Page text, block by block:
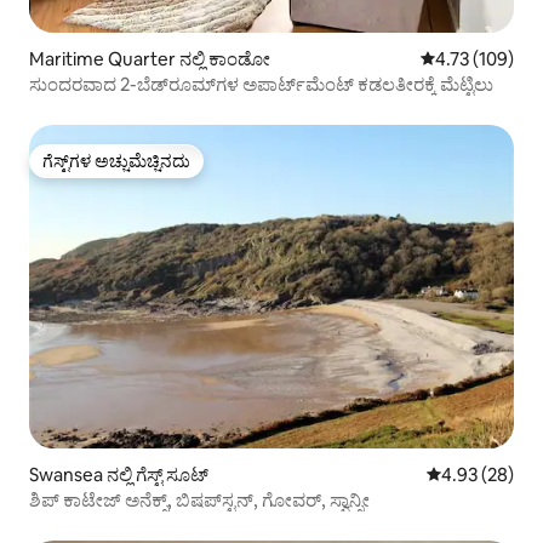
Maritime Quarter ನಲ್ಲಿ ಕಾಂಡೋ 5 ರಲ್ಲಿ 4.73
4.73 (109)
ಸುಂದರವಾದ 2-ಬೆಡ್‌ರೂಮ್‌ಗಳ ಅಪಾರ್ಟ್‌ಮೆಂಟ್ ಕಡಲತೀರಕ್ಕೆ ಮೆಟ್ಟಿಲು
ಗೆಸ್ಟ್‌ಗಳ ಅಚ್ಚುಮೆಚ್ಚಿನದು
ಗೆಸ್ಟ್‌ಗಳ ಅಚ್ಚುಮೆಚ್ಚಿನದು
Swansea ನಲ್ಲಿ ಗೆಸ್ಟ್ ಸೂಟ್ 5 ರಲ್ಲಿ 4.93
4.93 (28)
ಶಿಪ್ ಕಾಟೇಜ್ ಅನೆಕ್ಸ್, ಬಿಷಪ್‌ಸ್ಟನ್, ಗೋವರ್, ಸ್ವಾನ್ಸೀ